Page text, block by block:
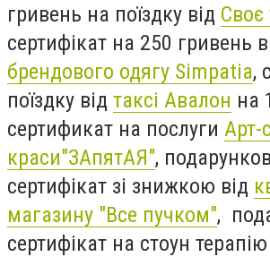
гривень на поїздку від Своє
сертифікат на 250 гривень
брендового одягу Simpatia,
поїздку від таксі Авалон на
сертификат на послуги Арт-
краси"ЗАпятАЯ",
сертифікат зі знижкою від
магазину "Все пучком",
сертифікат на стоун терапію